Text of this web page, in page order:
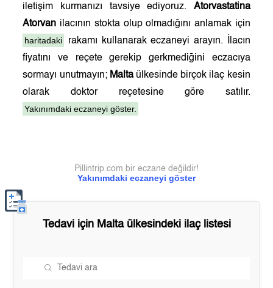
iletişim kurmanızı tavsiye ediyoruz. Atorvastatina
Atorvan ilacının stokta olup olmadığını anlamak için
haritadaki
rakamı kullanarak eczaneyi arayın. İlacın
fiyatını ve reçete gerekip gerkmediğini eczacıya
sormayı unutmayın; Maltaülkesinde birçok ilaç kesin
olarak doktor reçetesine göre satılır.
Yakınımdaki eczaneyi göster.
Yakınımdaki eczaneyi göster
Pillintrip.com bir eczane değildir!
Tedavi için Maltaülkesindeki ilaç listesi